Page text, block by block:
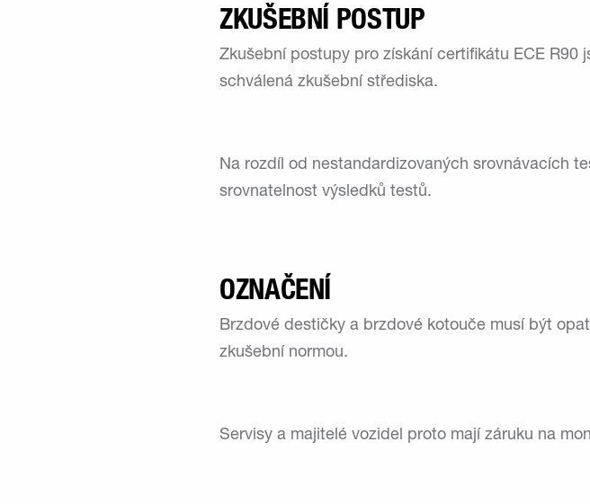
ZKUŠEBNÍ POSTUP
Zkušební postupy pro získání certifikátu ECE
schválená zkušební střediska.
Na rozdíl od nestandardizovaných srovnávacích
srovnatelnost výsledků testů.
OZNAČENÍ
Brzdové destičky a brzdové kotouče musí být
zkušební normou.
Servisy a majitelé vozidel proto mají záruku na